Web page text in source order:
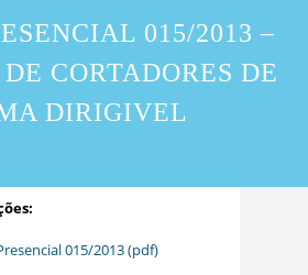
015/2013 –
CORTADORES DE
DIRIGIVEL
015/2013 (pdf)